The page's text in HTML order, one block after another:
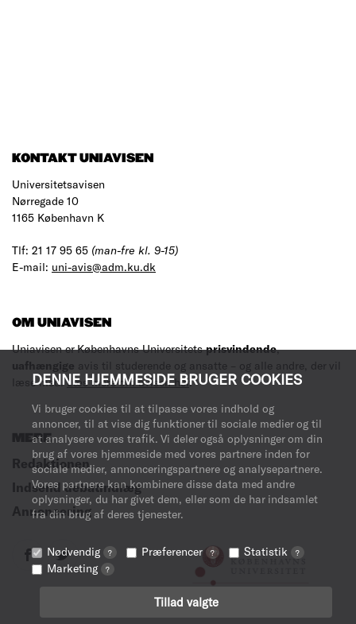
DENNE HJEMMESIDE BRUGER COOKIES
Vi bruger cookies til at tilpasse vores indhold og
annoncer, til at vise dig funktioner til sociale medier og til
at analysere vores trafik. Vi deler også oplysninger om din
brug af vores hjemmeside med vores partnere inden for
sociale medier, annonceringspartnere og analysepartnere.
Vores partnere kan kombinere disse data med andre
oplysninger, du har givet dem, eller som de har indsamlet
fra din brug af deres tjenester.
Nødvendig ? Præferencer ? Statistik ?
Marketing ?
Tillad valgte
KONTAKT UNIAVISEN
Universitetsavisen
Nørregade 10
1165 København K
Tlf: 21 17 95 65 (man-fre kl. 9-15)
E-mail: uni-avis@adm.ku.dk
OM UNIAVISEN
Uniavisen er Københavns Universitetsprisvindende,
uafhængige avis til studerende og ansatte – og alle andre, der vil
læse med.Læs mere om avisen her.
MERE
Redaktionen
Indsend debatindlæg
Annoncering